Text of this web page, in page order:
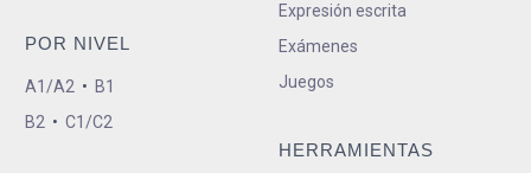
POR NIVEL
A1/A2 • B1
B2 • C1/C2
Expresión escrita
Exámenes
Juegos
HERRAMIENTAS